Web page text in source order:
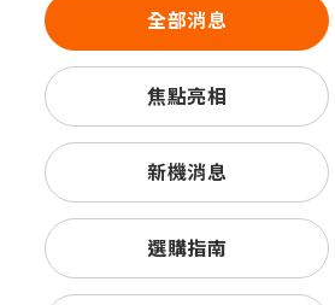
全部消息
焦點亮相
新機消息
選購指南
康升級計畫
健康升級計畫，提供手機與門
手機高價回收，以及備用舊
整理爸爸適用的手機、平板、
樂到日常通訊一次挑選。
VIEW MORE